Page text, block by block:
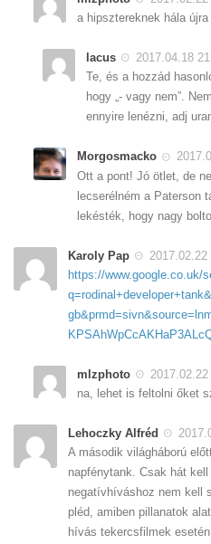
a hipsztereknek hála
lacus
2017.04.18
Te, és a hozzád
hogy „- vagy nem”.
ennyire lenézni, adj
Morgosmacko
Ott a pont! Jó ötlet, de
lecserélném a Paterson
lekésték, hogy nagy
Karoly Pap
2017.02.22
https://www.google.co.uk/
mlzphoto
2017.02.22
na, lehet is feltolni őket
Lehoczky Alfréd
A második világháború
napfénytank. Csak hát
negatívhíváshoz nem kell
pléd, amiben pillanatok
hívás tekercsfilmek